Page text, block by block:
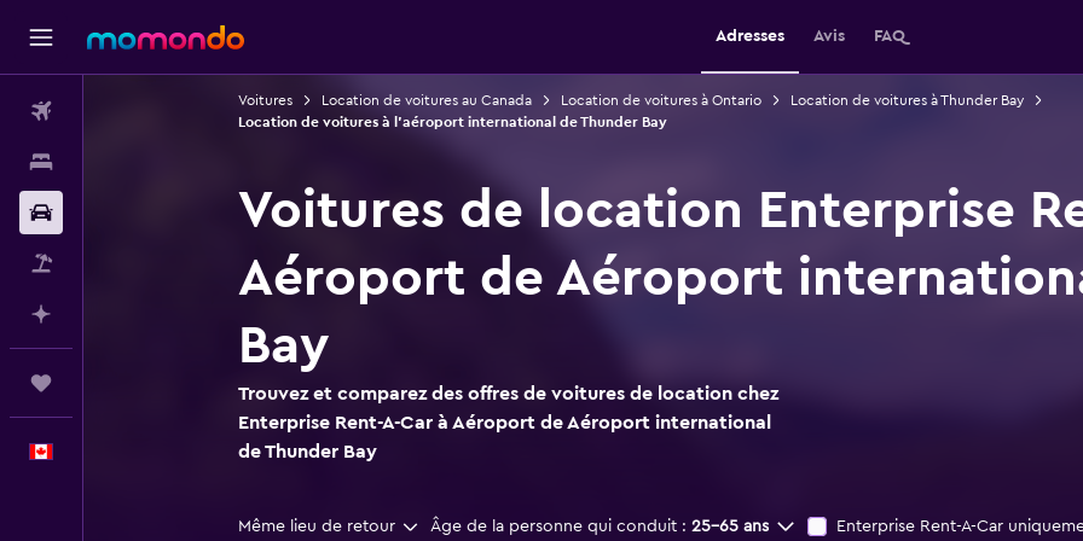
Adresses Avis FAQ
Voitures Location de voitures au Canada Location de voitures à Ontario
Location de voitures à Thunder Bay
Location de voitures à l'aéroport international de Thunder Bay
Voitures de location Enterprise
Aéroport de Aéroport
Bay
Trouvez et comparez des offres de voitures de location chez
Enterprise Rent-A-Car à Aéroport de Aéroport international
de Thunder Bay
Même lieu de retour Âge de la personne qui conduit : 25-65 ans Enterprise Rent-A-Car